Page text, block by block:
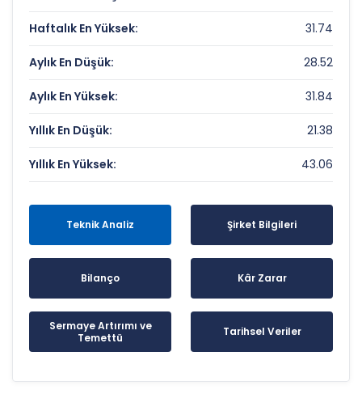
Haftalık En Yüksek: 31.74
Aylık En Düşük: 28.52
Aylık En Yüksek: 31.84
Yıllık En Düşük: 21.38
Yıllık En Yüksek: 43.06
Teknik Analiz Şirket Bilgileri
Bilanço Kâr Zarar
Sermaye Artırımı ve
Temettü
Tarihsel Veriler